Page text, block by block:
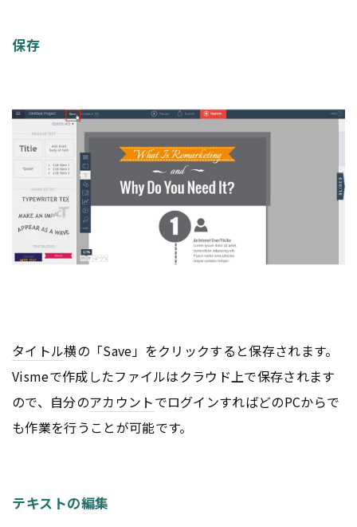
保存
タイトル横の「Save」をクリックすると保存されます。
Vismeで作成したファイルはクラウド上で保存されます
ので、自分のアカウントでログインすればどのPCからで
も作業を行うことが可能です。
テキストの編集